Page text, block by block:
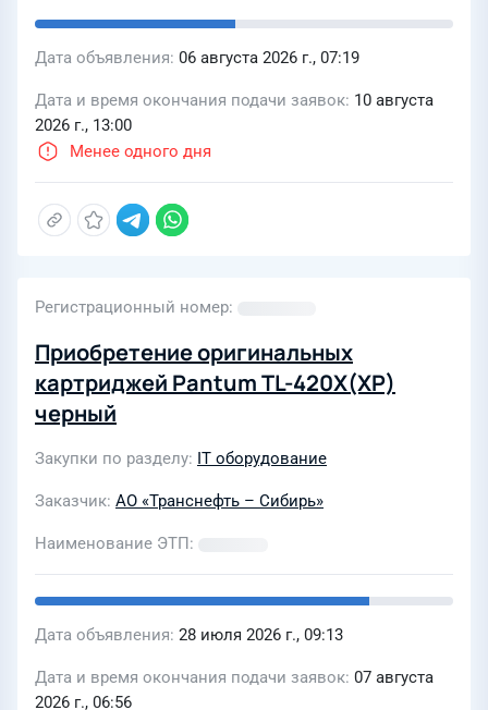
Дата объявления 06 августа 2026 г., 07:19
Дата и время окончания подачи заявок 10 августа
2026 г., 13:00
Менее одного дня
Регистрационный номер
Приобретение оригинальных
картриджей Pantum TL-420Х(XP)
черный
Закупки по разделу IT оборудование
Заказчик АО «Транснефть – Сибирь»
Наименование ЭТП
Дата объявления 28 июля 2026 г., 09:13
Дата и время окончания подачи заявок 07 августа
2026 г., 06:56